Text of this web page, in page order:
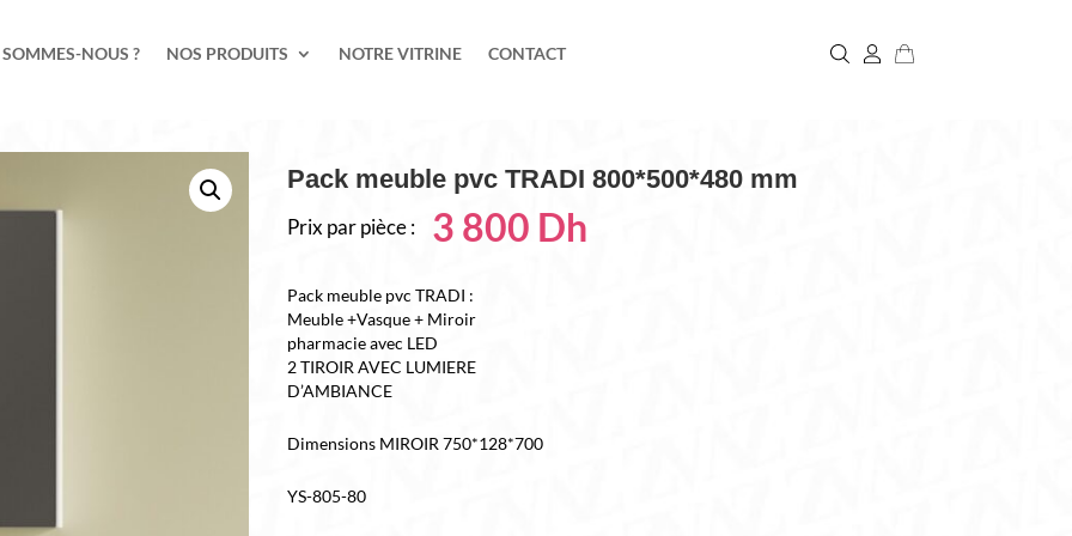
NOUS ? NOS PRODUITS NOTRE VITRINE CONTACT
Pack meuble pvc TRADI 800*500*480 mm
Prix par pièce : 3 800 Dh
Pack meuble pvc TRADI :
Meuble +Vasque + Miroir
pharmacie avec LED
2 TIROIR AVEC LUMIERE
D’AMBIANCE
Dimensions MIROIR 750*128*700
YS-805-80